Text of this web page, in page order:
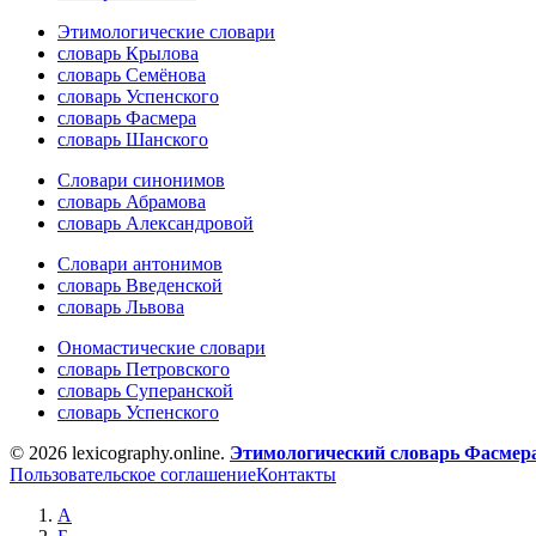
Этимологические словари
словарь Крылова
словарь Семёнова
словарь Успенского
словарь Фасмера
словарь Шанского
Словари синонимов
словарь Абрамова
словарь Александровой
Словари антонимов
словарь Введенской
словарь Львова
Ономастические словари
словарь Петровского
словарь Суперанской
словарь Успенского
© 2026 lexicography.online. Этимологический словарь
Пользовательское соглашениеКонтакты
А